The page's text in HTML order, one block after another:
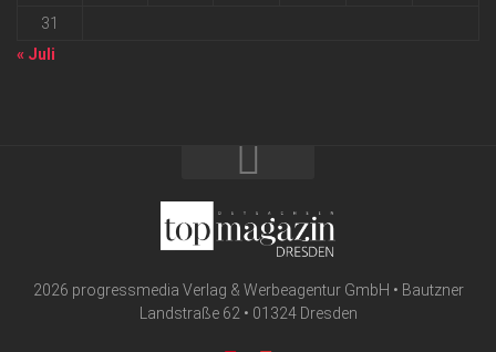
31
« Juli
2026 progressmedia Verlag & Werbeagentur GmbH • Bautzner
Landstraße 62 • 01324 Dresden